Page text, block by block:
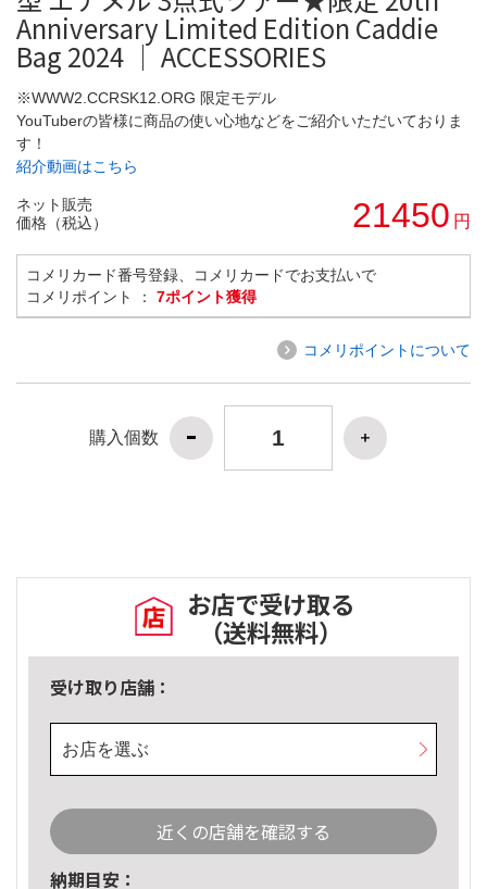
Anniversary Limited Edition Caddie
Bag 2024 ｜ ACCESSORIES
※WWW2.CCRSK12.ORG 限定モデル
YouTuberの皆様に商品の使い心地などをご紹介いただいておりま
す！
紹介動画はこちら
ネット販売
価格（税込）
21450 円
コメリカード番号登録、コメリカードでお支払いで
コメリポイント ： 7ポイント獲得
コメリポイントについて
購入個数
お店で受け取る
（送料無料）
受け取り店舗：
お店を選ぶ
近くの店舗を確認する
納期目安：